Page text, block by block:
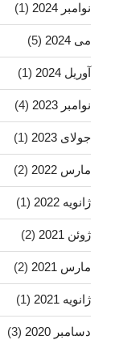
نوامبر 2024 (1)
می 2024 (5)
آوریل 2024 (1)
نوامبر 2023 (4)
جولای 2023 (1)
مارس 2022 (2)
ژانویه 2022 (1)
ژوئن 2021 (2)
مارس 2021 (2)
ژانویه 2021 (1)
دسامبر 2020 (3)